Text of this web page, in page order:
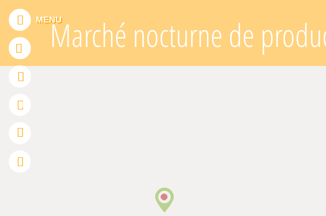
Marché nocturne de
MENU
ADDTHIS EST DÉSACTIVÉ. Autoriser
0
FRANÇAIS